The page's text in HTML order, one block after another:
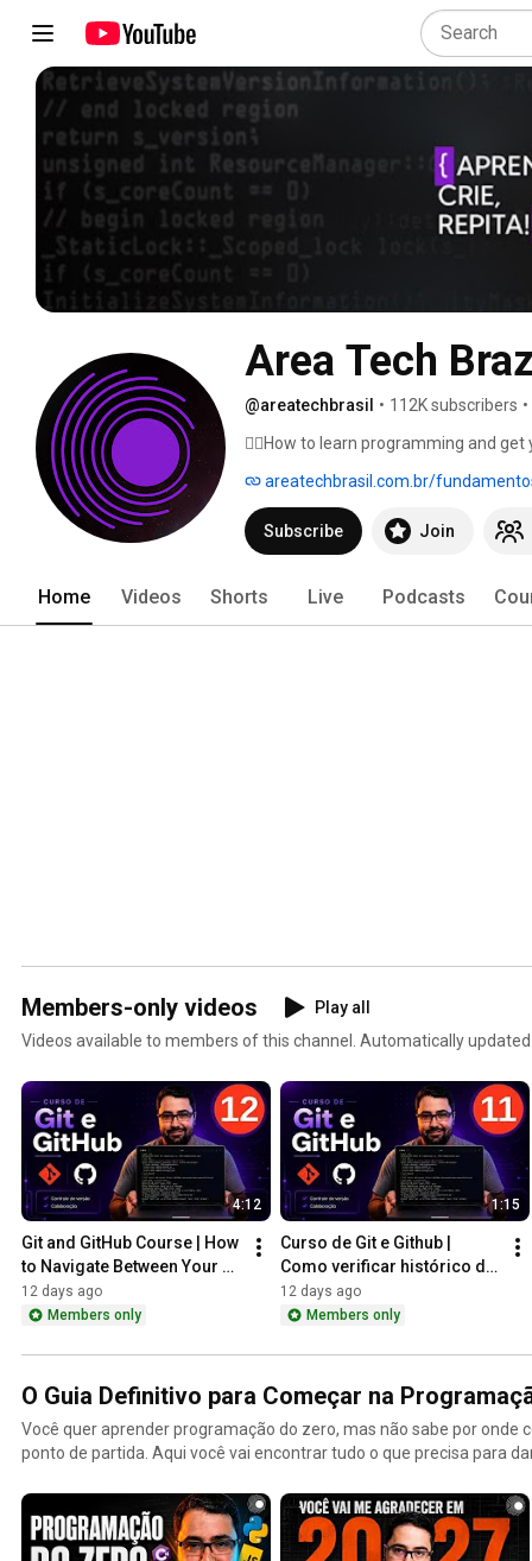
Area Tech
@areatechbrasil • 112K subscribers •
👇🏼How to learn programming and
areatechbrasil.com.br/
Subscribe Join
Home Videos Shorts Live Podcasts
Members-only videos
Play all
Videos available to members of this channel. Automatically updated.
4:12
Git and GitHub Course | How
to Navigate Between Your
Code Versions
12 days ago
Members only
1:15
Curso de Git e Github |
Como verificar histórico de
versões
12 days ago
Members only
O Guia Definitivo para Começar na
Você quer aprender programação do zero, mas não sabe por onde
ponto de partida. Aqui você vai encontrar tudo o que precisa para
vídeos dessa série, eu te mostro os fundamentos que todo
de qualquer coisa: lógica de programação, estruturas de dados,
mais. O conteúdo foi criado pensando em quem está começando